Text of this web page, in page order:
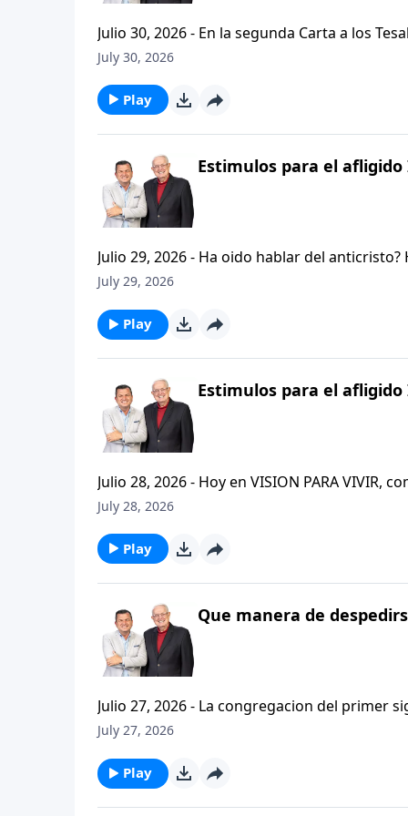
Julio 30, 2026 - En la segunda Carta a los
permanezcan firmes y aferrados a las
del mensaje que comenzamos hace un par
July 30, 2026
Play
Estimulos para el
Julio 29, 2026 - Ha oido hablar del
que se refiere la Biblia cuando usa la palabra
capitulo de 2 Tesalonicenses y escuchemos
AFLIGIDO.
July 29, 2026
Play
Estimulos para el afligido
Julio 28, 2026 - Hoy en VISION PARA
CRISTIANISMO FIRME: UN ESTUDIO DE 2
el pastor Carlos A. Zazueta titulo: "ESTIMULOS
July 28, 2026
Play
Que manera de
Julio 27, 2026 - La congregacion del primer
interpersonales cristianas y genuinas. Se afirmaban mutuamente. Daban cuentas de si mismos unos con
que significa desarrollar relaciones
July 27, 2026
Play